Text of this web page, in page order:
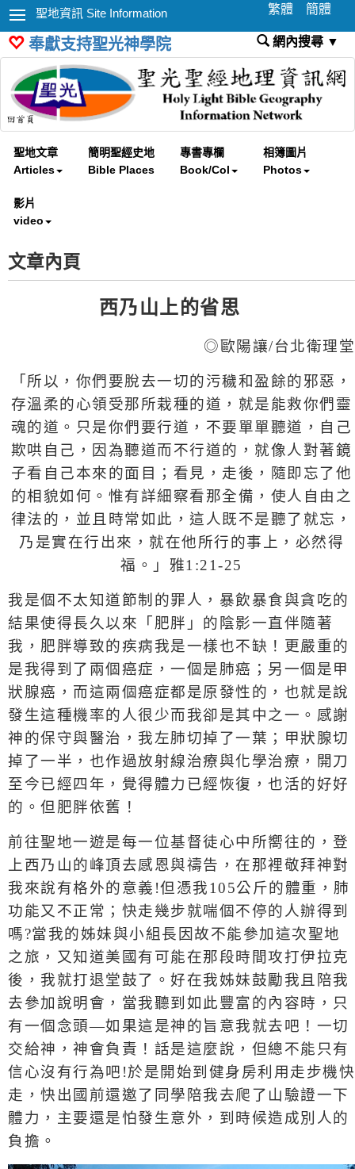
聖地資訊 Site Information 繁體 簡體
奉獻支持聖光神學院 網內搜尋 ▼
聖地文章
Articles
簡明聖經史地
Bible Places
專書專欄
Book/Col
相簿圖片
Photos
影片
video
文章內頁
西乃山上的省思
◎歐陽讓/台北衛理堂
「 所以，你們要脫去一切的污穢和盈餘的邪惡，
存溫柔的心領受那所栽種的道，就是能救你們靈
魂的道。只是你們要行道，不要單單聽道，自己
欺哄自己，因為聽道而不行道的，就像人對著鏡
子看自己本來的面目；看見，走後，隨即忘了他
的相貌如何。惟有詳細察看那全備，使人自由之
律法的，並且時常如此，這人既不是聽了就忘，
乃是實在行出來，就在他所行的事上，必然得
福。 」雅1:21-25
我是個不太知道節制的罪人，暴飲暴食與貪吃的
結果使得長久以來「肥胖」的陰影一直伴隨著
我，肥胖導致的疾病我是一樣也不缺！更嚴重的
是我得到了兩個癌症，一個是肺癌；另一個是甲
狀腺癌，而這兩個癌症都是原發性的，也就是說
發生這種機率的人很少而我卻是其中之一。感謝
神的保守與醫治，我左肺切掉了一葉；甲狀腺切
掉了一半，也作過放射線治療與化學治療，開刀
至今已經四年，覺得體力已經恢復，也活的好好
的。但肥胖依舊！
前往聖地一遊是每一位基督徒心中所嚮往的，登
上西乃山的峰頂去感恩與禱告，在那裡敬拜神對
我來說有格外的意義 !但憑我105公斤的體重，肺
功能又不正常；快走幾步就喘個不停的人辦得到
嗎?當我的姊妹與小組長因故不能參加這次聖地
之旅，又知道美國有可能在那段時間攻打伊拉克
後，我就打退堂鼓了。好在我姊妹鼓勵我且陪我
去參加說明會，當我聽到如此豐富的內容時，只
有一個念頭―如果這是神的旨意我就去吧！一切
交給神，神會負責！話是這麼說，但總不能只有
信心沒有行為吧 !於是開始到健身房利用走步機快
走，快出國前還邀了同學陪我去爬了山驗證一下
體力，主要還是怕發生意外，到時候造成別人的
負擔。